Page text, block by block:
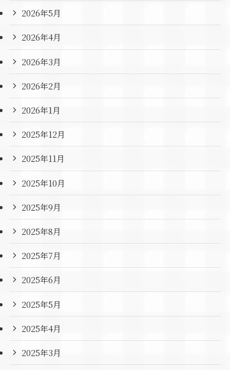
2026年5月
2026年4月
2026年3月
2026年2月
2026年1月
2025年12月
2025年11月
2025年10月
2025年9月
2025年8月
2025年7月
2025年6月
2025年5月
2025年4月
2025年3月